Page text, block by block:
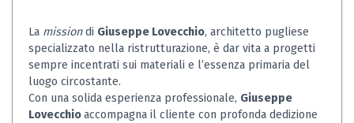
La missiondi Giuseppe Lovecchio, architetto pugliese
specializzato nella ristrutturazione, è dar vita a progetti
sempre incentrati sui materiali e l’essenza primaria del
luogo circostante.
Con una solida esperienza professionale, Giuseppe
Lovecchioaccompagna il cliente con profonda dedizione